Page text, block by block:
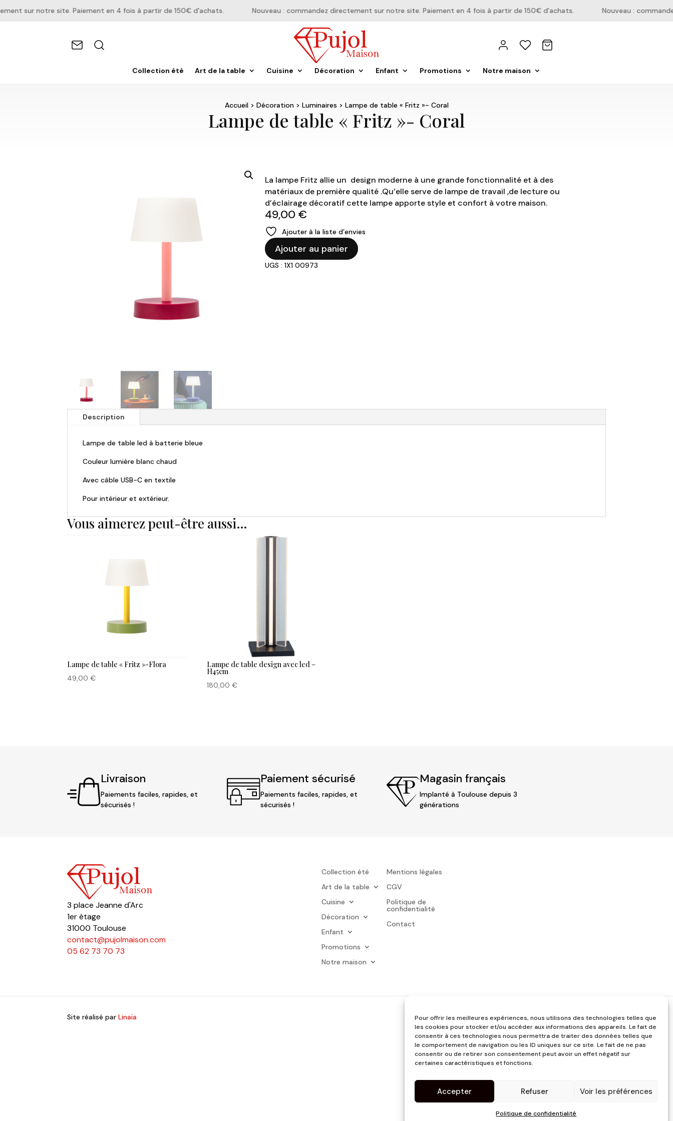
Pour offrir les meilleures expériences, nous utilisons des technologies telles que
les cookies pour stocker et/ou accéder aux informations des appareils. Le fait de
consentir à ces technologies nous permettra de traiter des données telles que
le comportement de navigation ou les ID uniques sur ce site. Le fait de ne pas
consentir ou de retirer son consentement peut avoir un effet négatif sur
certaines caractéristiques et fonctions.
Accepter Refuser Voir les préférences
Politique de confidentialité
sur notre site. Paiement en 4 fois à partir de 150€ d'achats. Nouveau : commandez directement sur notre site. Paiement en 4 fois à partir de 150€ d'achats. Nouveau :
Collection été Art de la table Cuisine Décoration Enfant Promotions Notre maison
Accueil> Décoration> Luminaires > Lampe de table « Fritz »- Coral
Lampe de table « Fritz »- Coral
La lampe Fritz allie un design moderne à une grande fonctionnalité et à des
matériaux de première qualité .Qu’elle serve de lampe de travail ,de lecture ou
d’éclairage décoratif cette lampe apporte style et confort à votre maison.
49,00 €
Ajouter à la liste d’envies
quantité
de
Lampe
Ajouter au panier
UGS : 1X1 00973
Description
Lampe de table led à batterie bleue
Couleur lumière blanc chaud
Avec câble USB-C en textile
Pour intérieur et extérieur.
Vous aimerez peut-être aussi…
Lampe de table « Fritz »-Flora
49,00€
Lampe de table design avec led –
H45cm
180,00€
Livraison
Paiements faciles, rapides, et
sécurisés !
Paiement sécurisé
Paiements faciles, rapides, et
sécurisés !
Magasin français
Implanté à Toulouse depuis 3
générations
3 place Jeanne d'Arc
1er étage
31000 Toulouse
contact@pujolmaison.com
05 62 73 70 73
Collection été
Art de la table
Cuisine
Décoration
Enfant
Promotions
Notre maison
Mentions légales
CGV
Politique de
confidentialité
Contact
Site réalisé parLinaïa